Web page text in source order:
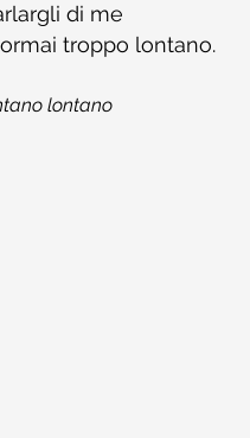
di me
troppo lontano.
lontano